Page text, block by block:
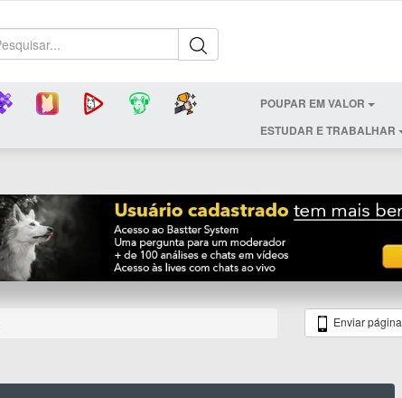
POUPAR EM VALOR
ESTUDAR E TRABALHAR
Enviar página